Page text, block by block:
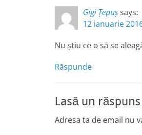
Gigi Țepușsays:
12 ianuarie
Nu știu ce o să se
Răspunde
Lasă un răspuns
Adresa ta de email nu